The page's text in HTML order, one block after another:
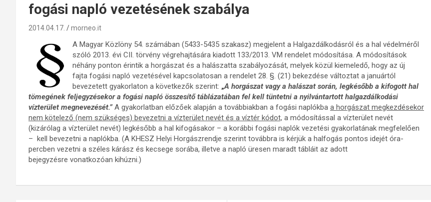
fogási napló vezetésének szabálya
2014.04.17. morneo.it
A Magyar Közlöny 54. számában (5433-5435 szakasz) megjelent a Halgazdálkodásról és a hal védelméről
szóló 2013. évi CII. törvény végrehajtására kiadott 133/2013. VM rendelet módosítása. A módosítások
néhány ponton érintik a horgászat és a halászatta szabályozását, melyek közül kiemeledő, hogy az új
fajta fogási napló vezetésével kapcsolatosan a rendelet 28. §. (21) bekezdése változtat a januártól
bevezetett gyakorlaton a következők szerint: „A horgászat vagy a halászat során, legkésőbb a kifogott hal
tömegének feljegyzésekor a fogási napló összesítő táblázatában fel kell tüntetni a nyilvántartott halgazdálkodási
vízterület megnevezését.” A gyakorlatban előzőek alapján a továbbiakban a fogási naplókba a horgászat megkezdésekor
nem kötelező (nem szükséges) bevezetni a vízterület nevét és a víztér kódot, a módosítással a vízterület nevét
(kizárólag a vízterület nevét) legkésőbb a hal kifogásakor – a korábbi fogási naplók vezetési gyakorlatának megfelelően
– kell bevezetni a naplókba. (A KHESZ Helyi Horgászrendje szerint továbbra is kérjük a halfogás pontos idejét óra-
percben vezetni a széles kárász és kecsege sorába, illetve a napló üresen maradt tábláit az adott
bejegyzésre vonatkozóan kihúzni.)